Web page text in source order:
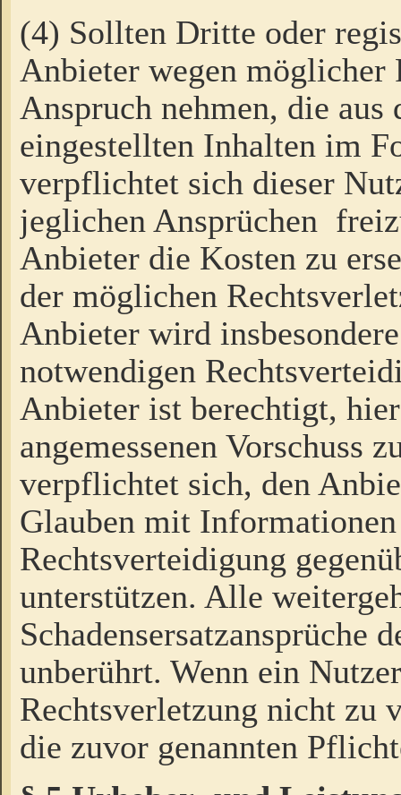
(4) Sollten Dritte oder
Anbieter wegen möglicher
Anspruch nehmen, die
eingestellten Inhalten im
verpflichtet sich dieser
jeglichen Ansprüchen
Anbieter die Kosten zu
der möglichen
Anbieter wird
notwendigen
Anbieter ist berechtigt,
angemessenen Vorschuss
verpflichtet sich, den
Glauben mit
Rechtsverteidigung
unterstützen. Alle
Schadensersatzansprüche
unberührt. Wenn ein
Rechtsverletzung nicht zu
die zuvor genannten